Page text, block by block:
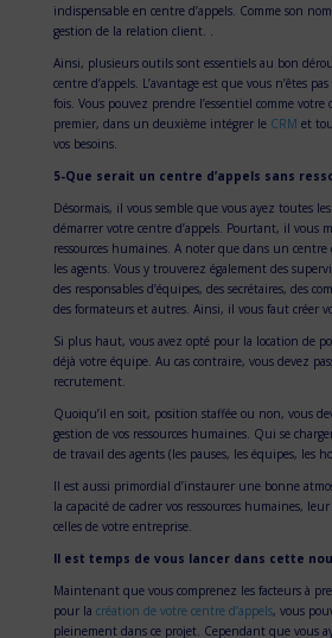
indispensable en centre d’appels. Comme son
gestion de la relation client. .
Ainsi, plusieurs outils sont essentiels au bon
centre d’appels. L’avantage est que vous n’êtes
fois. Vous pouvez prendre l’essentiel comme
premier, dans un deuxième intégrer leCRM et
vos besoins.
5-Que serait un centre d’appels sans
Désormais, il vous semble que vous ayez toutes
démarrer votre centre d’appels. Pourtant, il vous
ressources humaines. A noter que dans un centre
les agents. Vous y trouverez également des
des responsables d’équipes, des secrétaires, des
des formateurs et autres. Ainsi, il vous faut créer
Si plus haut, vous avez opté pour la location de
déjà votre équipe. Au cas contraire, vous devez
recrutement.
Quoiqu’il en soit, position staffée ou non, vous
gestion de vos ressources humaines. Qui se
de travail des agents (les pauses, les équipes, les
Il est aussi primordial d’instaurer une bonne
la capacité de cadrer vos ressources humaines,
celles de votre entreprise.
Il est temps de vous lancer dans cette
Maintenant que vous comprenez les facteurs à
pour la création de votre centre d’appels, vous
pleinement dans ce projet. Cependant que vous